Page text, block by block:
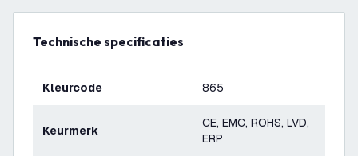
Technische specificaties
Kleurcode 865
Keurmerk
CE, EMC, ROHS, LVD,
ERP